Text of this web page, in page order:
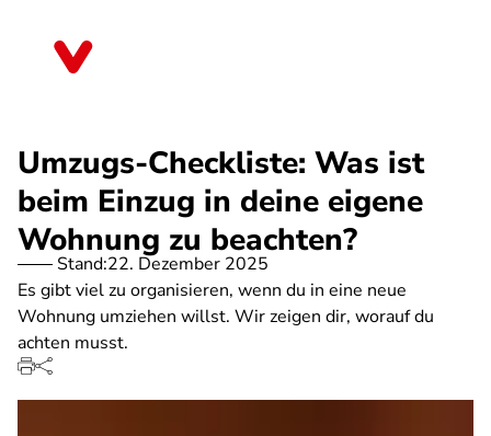
Umzugs-Checkliste: Was ist
beim Einzug in deine eigene
Wohnung zu beachten?
Stand:22. Dezember 2025
Es gibt viel zu organisieren, wenn du in eine neue
Wohnung umziehen willst. Wir zeigen dir, worauf du
achten musst.